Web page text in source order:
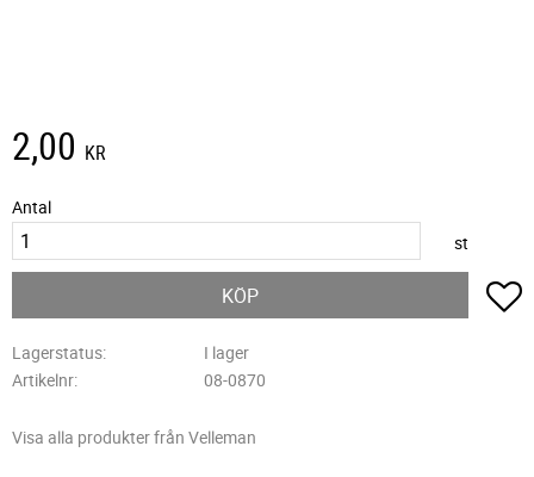
2,00 KR
Antal
st
KÖP
Lagerstatus
I lager
Artikelnr
08-0870
Visa alla produkter från Velleman